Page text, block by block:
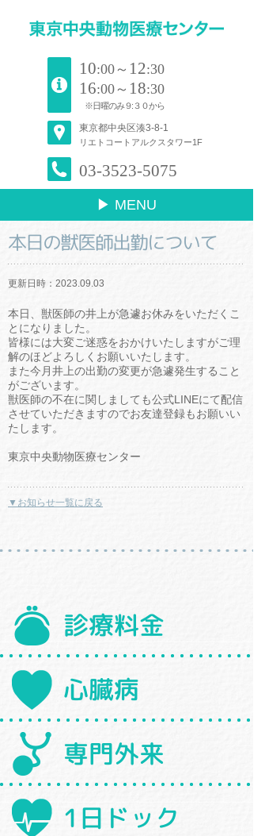
10:00～ 12:30
16:00～ 18:30
※日曜のみ９:３０から
東京都中央区湊3-8-1
リエトコートアルクスタワー1F
03-3523-5075
▶ MENU
本日の獣医師出勤について
更新日時：2023.09.03
本日、獣医師の井上が急遽お休みをいただくこ
とになりました。
皆様には大変ご迷惑をおかけいたしますがご理
解のほどよろしくお願いいたします。
また今月井上の出勤の変更が急遽発生すること
がございます。
獣医師の不在に関しましても公式LINEにて配信
させていただきますのでお友達登録もお願いい
たします。
東京中央動物医療センター
▼お知らせ一覧に戻る
診療料金
心臓病
専門外来
1日ドック